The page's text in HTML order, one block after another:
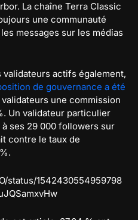
La chaîne Terra Classic
une communauté
messages sur les médias
actifs également,
de gouvernance a été
une commission
Un validateur particulier
à ses 29 000 followers sur
contre le taux de
status/1542430554959798